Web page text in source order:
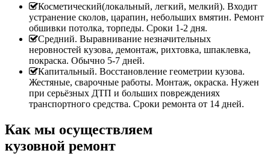
Косметический(локальный, легкий, мелкий). Входит
устранение сколов, царапин, небольших вмятин. Ремонт
обшивки потолка, торпеды. Сроки 1-2 дня.
Средний. Выравнивание незначительных
неровностей кузова, демонтаж, рихтовка, шпаклевка,
покраска. Обычно 5-7 дней.
Капитальный. Восстановление геометрии кузова.
Жестяные, сварочные работы. Монтаж, окраска. Нужен
при серьёзных ДТП и больших повреждениях
транспортного средства. Сроки ремонта от 14 дней.
Как мы осуществляем
кузовной ремонт